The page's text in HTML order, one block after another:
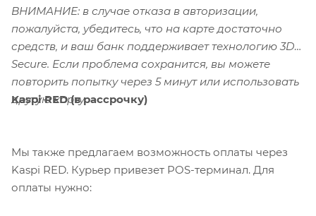
ВНИМАНИЕ: в случае отказа в авторизации,
пожалуйста, убедитесь, что на карте достаточно
средств, и ваш банк поддерживает технологию 3D-
Secure. Если проблема сохранится, вы можете
повторить попытку через 5 минут или использовать
другую карту.
Kaspi RED (в рассрочку)
Мы также предлагаем возможность оплаты через
Kaspi RED. Курьер привезет POS-терминал. Для
оплаты нужно: